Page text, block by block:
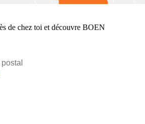
de chez toi et découvre BOEN